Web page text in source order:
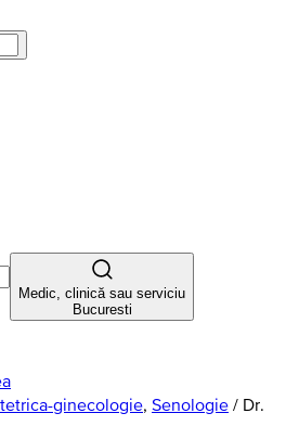
Medic, clinică sau serviciu
Bucuresti
ginecologie, Senologie / Dr.